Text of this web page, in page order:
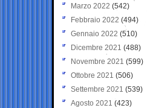
Marzo 2022 (542)
Febbraio 2022 (494)
Gennaio 2022 (510)
Dicembre 2021 (488)
Novembre 2021 (599)
Ottobre 2021 (506)
Settembre 2021 (539)
Agosto 2021 (423)